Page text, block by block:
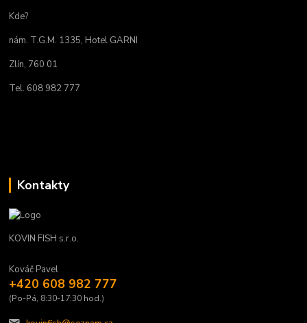
Kde?
nám. T.G.M. 1335, Hotel GARNI
Zlín, 760 01
Tel. 608 982 777
Kontakty
KOVIN FISH s.r.o.
Kováč Pavel
+420 608 982 777
(Po-Pá, 8:30-17:30 hod.)